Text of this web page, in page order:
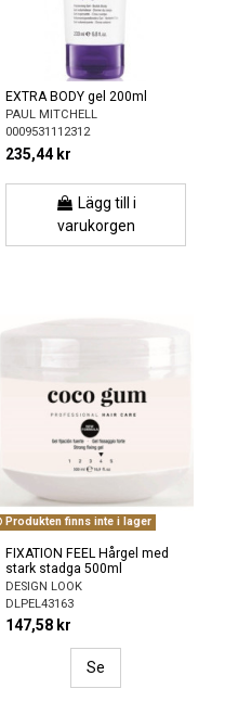
EXTRA BODY gel 200ml
PAUL MITCHELL
0009531112312
235,44 kr
Lägg till i
varukorgen
Produkten finns inte i lager
FIXATION FEEL Hårgel med
stark stadga 500ml
DESIGN LOOK
DLPEL43163
147,58 kr
Se